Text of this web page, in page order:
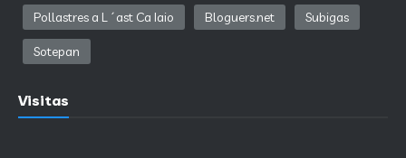
Pollastres a L´ast Ca Iaio Bloguers.net Subigas
Sotepan
Visitas